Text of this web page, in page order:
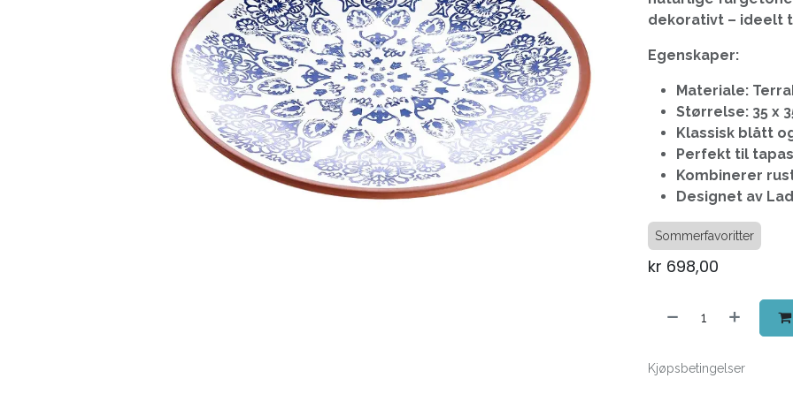
dekorativt – ideelt
Egenskaper:
Materiale:
Størrelse: 35 x
Klassisk blått
Perfekt til
Kombinerer
Designet av
Sommerfavoritter
kr 698,00
Kjøpsbetingelser